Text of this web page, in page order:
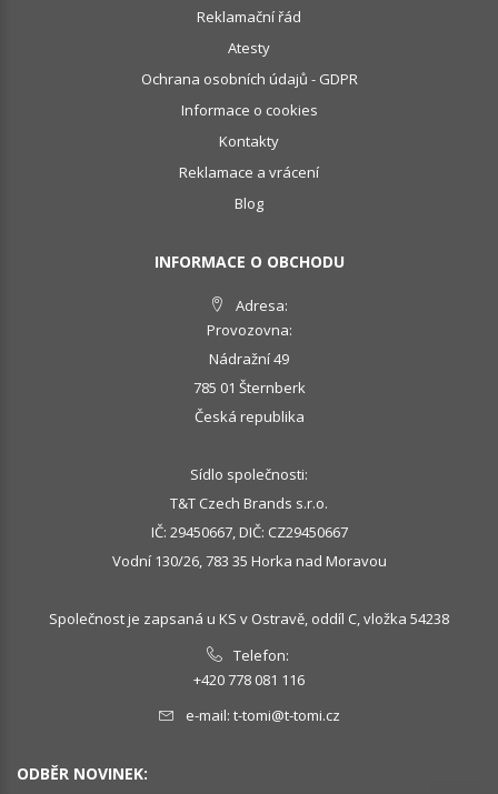
Reklamační řád
Atesty
Ochrana osobních údajů - GDPR
Informace o cookies
Kontakty
Reklamace a vrácení
Blog
INFORMACE O OBCHODU
Adresa:
Provozovna:
Nádražní 49
785 01 Šternberk
Česká republika
Sídlo společnosti:
T&T Czech Brands s.r.o.
IČ: 29450667, DIČ: CZ29450667
Vodní 130/26, 783 35 Horka nad Moravou
Společnost je zapsaná u KS v Ostravě, oddíl C, vložka 54238
Telefon:
+420 778 081 116
e-mail: t-tomi@t-tomi.cz
ODBĚR NOVINEK: